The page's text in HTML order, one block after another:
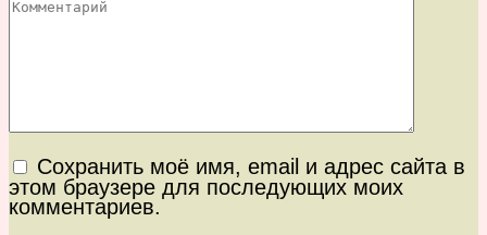
Сохранить моё имя, email и адрес сайта в
этом браузере для последующих моих
комментариев.